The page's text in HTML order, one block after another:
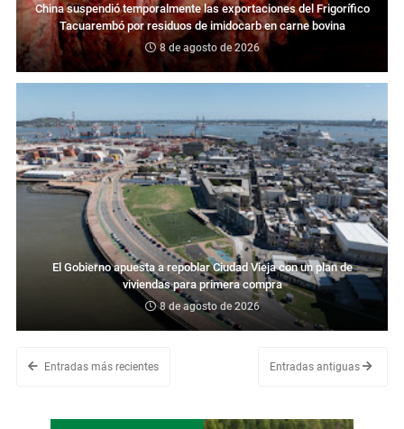
China suspendió temporalmente las exportaciones del Frigorífico
Tacuarembó por residuos de imidocarb en carne bovina
8 de agosto de 2026
El Gobierno apuesta a repoblar Ciudad Vieja con un plan de
viviendas para primera compra
8 de agosto de 2026
Entradas más recientes Entradas antiguas